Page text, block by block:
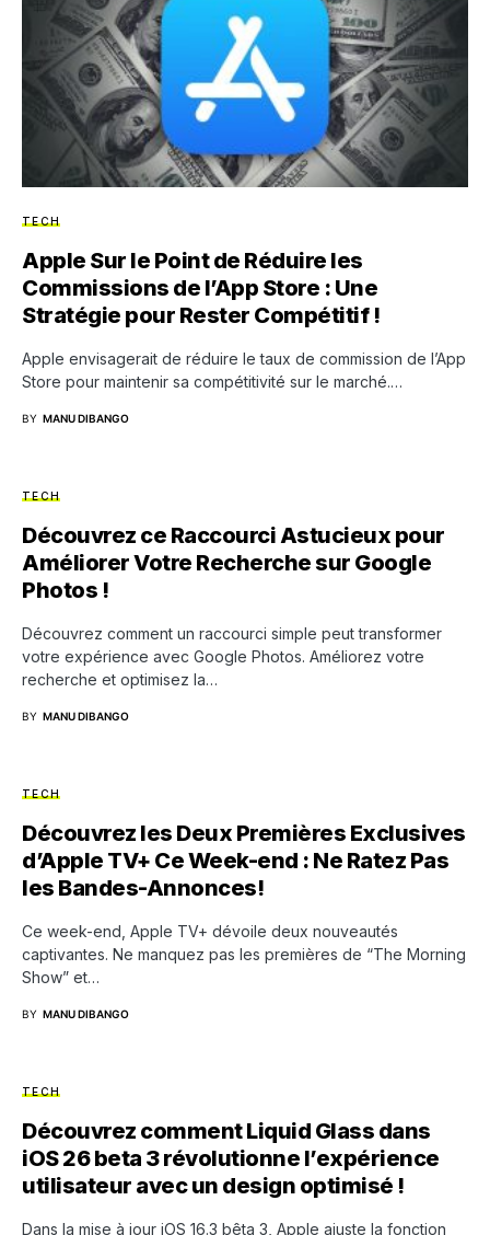
TECH
Apple Sur le Point de Réduire les
Commissions de l’App Store : Une
Stratégie pour Rester Compétitif !
Apple envisagerait de réduire le taux de commission de l’App
Store pour maintenir sa compétitivité sur le marché.…
BY MANU DIBANGO
TECH
Découvrez ce Raccourci Astucieux pour
Améliorer Votre Recherche sur Google
Photos !
Découvrez comment un raccourci simple peut transformer
votre expérience avec Google Photos. Améliorez votre
recherche et optimisez la…
BY MANU DIBANGO
TECH
Découvrez les Deux Premières Exclusives
d’Apple TV+ Ce Week-end : Ne Ratez Pas
les Bandes-Annonces!
Ce week-end, Apple TV+ dévoile deux nouveautés
captivantes. Ne manquez pas les premières de “The Morning
Show” et…
BY MANU DIBANGO
TECH
Découvrez comment Liquid Glass dans
iOS 26 beta 3 révolutionne l’expérience
utilisateur avec un design optimisé !
Dans la mise à jour iOS 16.3 bêta 3, Apple ajuste la fonction